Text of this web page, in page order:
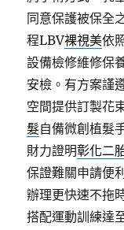
同意保護被保全
程LBV裸視美依
設備檢修維修保
安檢。有方案謹
空間提供訂製花
髮自備微創植髮
財力證明彰化二
保證難關申請便
辦理更快速不拖
搭配運動訓練達